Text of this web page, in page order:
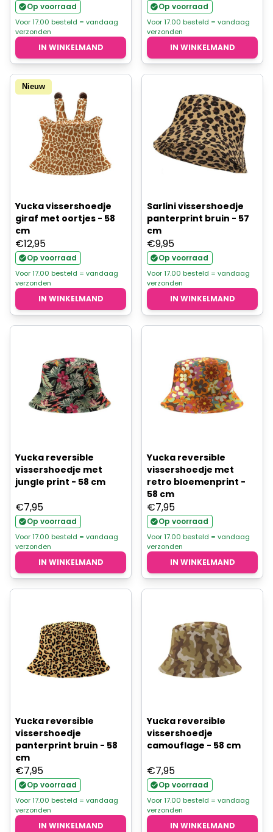
Op voorraad
Voor 17.00 besteld = vandaag
verzonden
IN WINKELMAND
Op voorraad
Voor 17.00 besteld = vandaag
verzonden
IN WINKELMAND
Nieuw
Yucka vissershoedje
giraf met oortjes - 58
cm
€12,95
Op voorraad
Voor 17.00 besteld = vandaag
verzonden
IN WINKELMAND
Sarlini vissershoedje
panterprint bruin - 57
cm
€9,95
Op voorraad
Voor 17.00 besteld = vandaag
verzonden
IN WINKELMAND
Yucka reversible
vissershoedje met
jungle print - 58 cm
€7,95
Op voorraad
Voor 17.00 besteld = vandaag
verzonden
IN WINKELMAND
Yucka reversible
vissershoedje met
retro bloemenprint -
58 cm
€7,95
Op voorraad
Voor 17.00 besteld = vandaag
verzonden
IN WINKELMAND
Yucka reversible
vissershoedje
panterprint bruin - 58
cm
€7,95
Op voorraad
Voor 17.00 besteld = vandaag
verzonden
IN WINKELMAND
Yucka reversible
vissershoedje
camouflage - 58 cm
€7,95
Op voorraad
Voor 17.00 besteld = vandaag
verzonden
IN WINKELMAND